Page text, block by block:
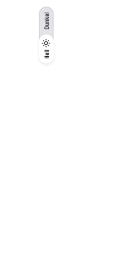
Hell
Dunkel
Hell
Dunkel